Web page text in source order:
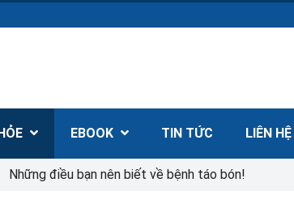
Những điều bạn nên biết về bệnh táo bón!
EBOOK TIN TỨC LIÊN HỆ